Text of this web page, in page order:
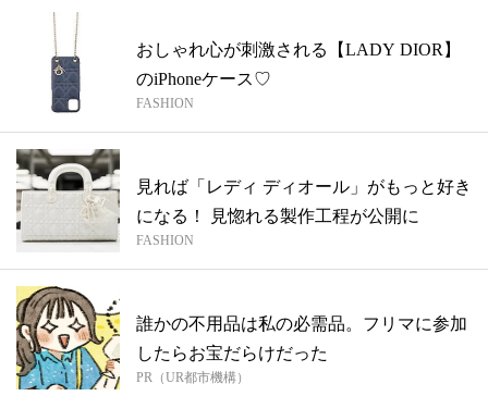
おしゃれ心が刺激される【LADY DIOR】
のiPhoneケース♡
FASHION
見れば「レディ ディオール」がもっと好き
になる！ 見惚れる製作工程が公開に
FASHION
誰かの不用品は私の必需品。フリマに参加
したらお宝だらけだった
PR（UR都市機構）